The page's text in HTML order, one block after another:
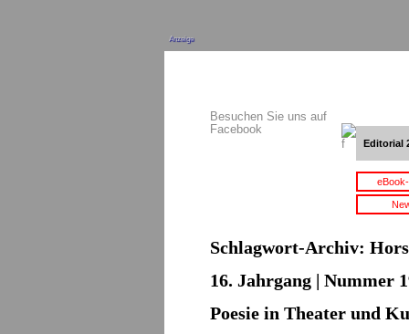
Anzeige
Besuchen Sie uns auf
Facebook
Editorial
Schlagwort-Archiv:
16. Jahrgang | Nummer
Poesie in Theater und